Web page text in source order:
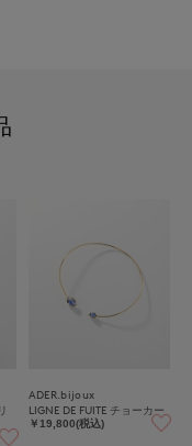
ADER.bijoux
LIGNE DE FUITE チョーカー
￥19,800(税込)